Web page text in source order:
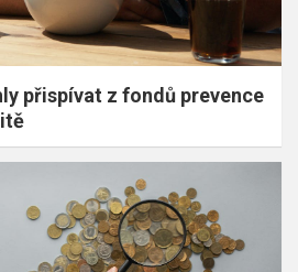
přispívat z fondů prevence